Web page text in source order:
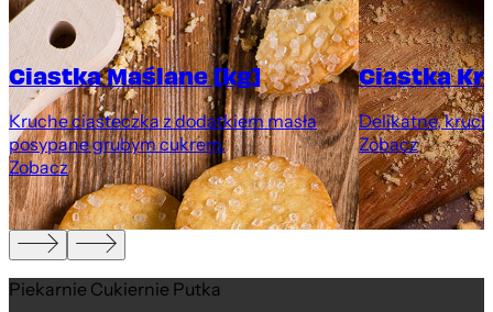
Ciastka Maślane [kg]
Kruche ciasteczka z dodatkiem masła
posypane grubym cukrem.
Zobacz
Ciastka
Delikatne,
Zobacz
Piekarnie Cukiernie Putka